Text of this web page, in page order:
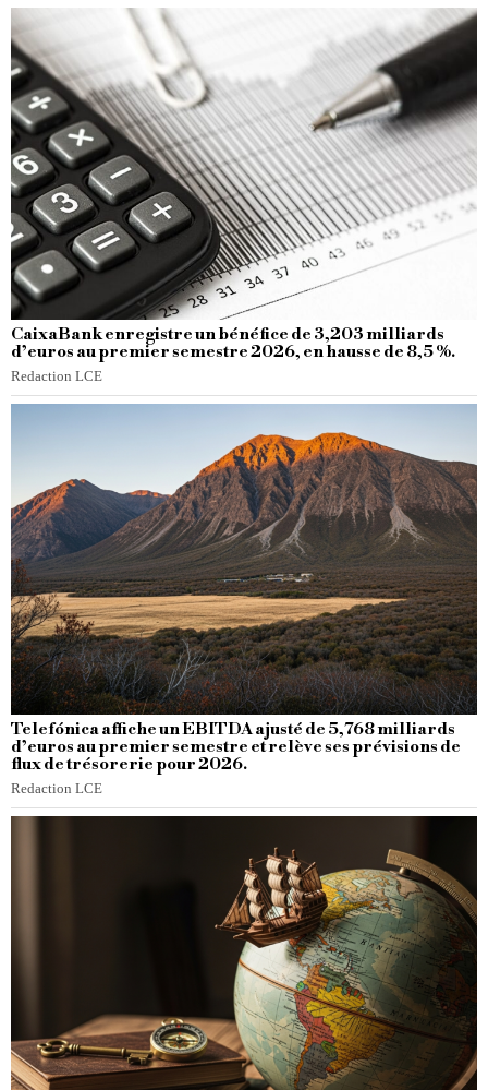
CaixaBank enregistre un bénéfice de 3,203 milliards
d’euros au premier semestre 2026, en hausse de 8,5 %.
Redaction LCE
Telefónica affiche un EBITDA ajusté de 5,768 milliards
d’euros au premier semestre et relève ses prévisions de
flux de trésorerie pour 2026.
Redaction LCE